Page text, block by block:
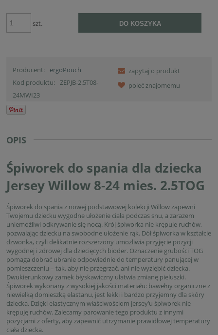
szt. DO KOSZYKA
Producent:
ergoPouch
Kod produktu:
ZEPJB-2.5T08-
24MWI23
zapytaj o produkt
poleć znajomemu
OPIS
Śpiworek do spania dla dziecka
Jersey Willow 8-24 mies. 2.5TOG
Śpiworek do spania z nowej podstawowej kolekcji Willow zapewni
Twojemu dziecku wygodne ułożenie ciała podczas snu, a zarazem
uniemożliwi odkrywanie się nocą. Krój śpiworka nie krępuje ruchów,
pozwalając dziecku na swobodne ułożenie rąk. Dół śpiworka w kształcie
dzwonka, czyli delikatnie rozszerzony umożliwia przyjęcie pozycji
wygodnej i zdrowej dla dziecięcych bioder. Oznaczenie grubości TOG
pomaga dobrać ubranie odpowiednie do temperatury panującej w
pomieszczeniu – tak, aby nie przegrzać, ani nie wyziębić dziecka.
Dwukierunkowy zamek błyskawiczny ułatwia zmianę pieluszki.
Śpiworek wykonany z wysokiej jakości materiału: bawełny organiczne z
niewielką domieszką elastanu, jest lekki i bardzo przyjemny dla skóry
dziecka. Dzięki elastycznym właściwościom jersey’u śpiworek nie
krępuję ruchów. Zalecamy parowanie tego produktu z innymi
pozycjami z oferty, aby zapewnić utrzymanie prawidłowej temperatury
ciała dziecka.